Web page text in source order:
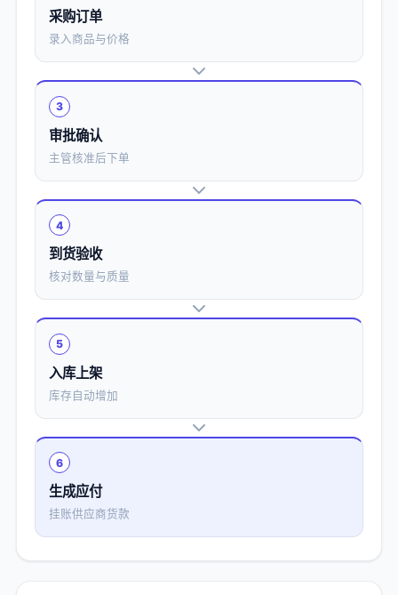
采购订单
录入商品与价格
3
审批确认
主管核准后下单
4
到货验收
核对数量与质量
5
入库上架
库存自动增加
6
生成应付
挂账供应商货款